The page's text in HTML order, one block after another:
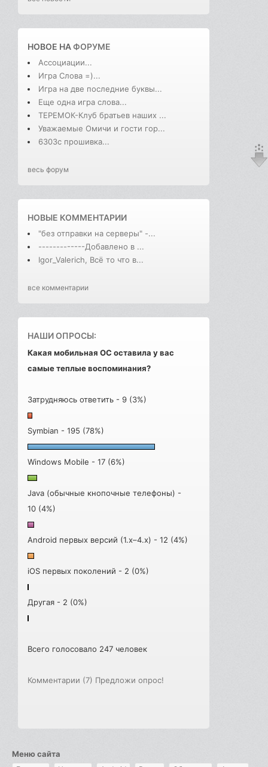
НОВОЕ НАФОРУМЕ
Ассоциации...
Игра Слова =)...
Игра на две последние буквы...
Еще одна игра слова...
ТЕРЕМОК-Клуб братьев наших ...
Уважаемые Омичи и гости гор...
6303с прошивка...
весь форум
НОВЫЕ КОММЕНТАРИИ
"без отправки на серверы" -...
-------------Добавлено в ...
Igor_Valerich, Всё то что в...
все комментарии
НАШИ ОПРОСЫ:
Какая мобильная ОС оставила у вас
самые теплые воспоминания?
Затрудняюсь ответить - 9 (3%)
Symbian - 195 (78%)
Windows Mobile - 17 (6%)
Java (обычные кнопочные телефоны) -
10 (4%)
Android первых версий (1.x–4.x) - 12 (4%)
iOS первых поколений - 2 (0%)
Другая - 2 (0%)
Всего голосовало 247 человек
Комментарии (7) Предложи опрос!
Меню сайта